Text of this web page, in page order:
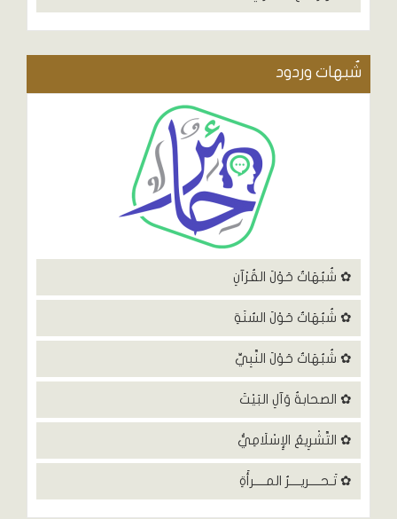
شٌبهات وردود
✿ شُبُهَاتٌ حَوْلَ القُرْآنِ
✿ شُبُهَاتٌ حَوْلَ السُنَةِ
✿ شُبُهَاتٌ حَوْلَ النَّبِيِّ
✿ الصحابةُ وَآلِ البَيْتَ
✿ التَّشْرِيعُ الإِسْلَامِيُّ
✿ تَـحــــريــــرُ المــــرأَةِ